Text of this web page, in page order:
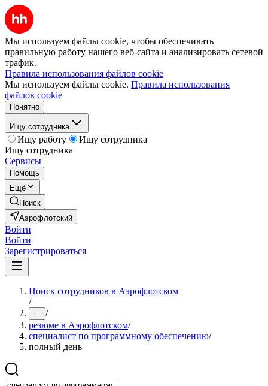
Мы используем файлы cookie, чтобы обеспечивать
правильную работу нашего веб-сайта и анализировать сетевой
трафик.
Правила использования файлов cookie
Мы используем файлы cookie. Правила использования
файлов cookie
Понятно
Ищу сотрудника
Ищу работу
Ищу сотрудника
Ищу сотрудника
Сервисы
Помощь
Ещё
Поиск
Аэрофлотский
Войти
Войти
Зарегистрироваться
Поиск сотрудников в Аэрофлотском
/
... /
резюме в Аэрофлотском/
специалист по программному обеспечению/
полный день